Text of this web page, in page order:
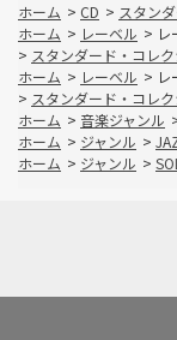
ホーム > CD > スタン
ホーム > レーベル > レ
> スタンダード・コレ
ホーム > レーベル > レ
> スタンダード・コレ
ホーム > 音楽ジャンル
ホーム > ジャンル >
ホーム > ジャンル >